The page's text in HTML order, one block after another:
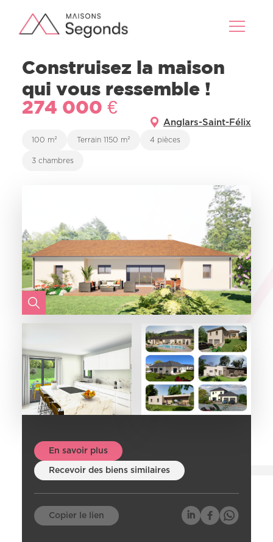
Construisez la maison
qui vous ressemble !
274 000 €
100 m² Terrain 1150 m² 4 pièces
3 chambres
Anglars-Saint-Félix
En savoir plus
Recevoir des biens similaires
Copier le lien